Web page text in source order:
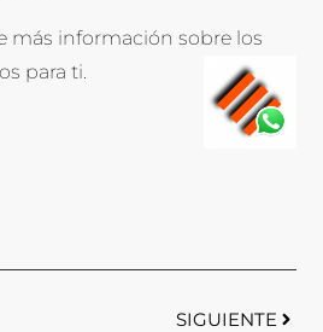
más información sobre los
para ti.
SIGUIENTE